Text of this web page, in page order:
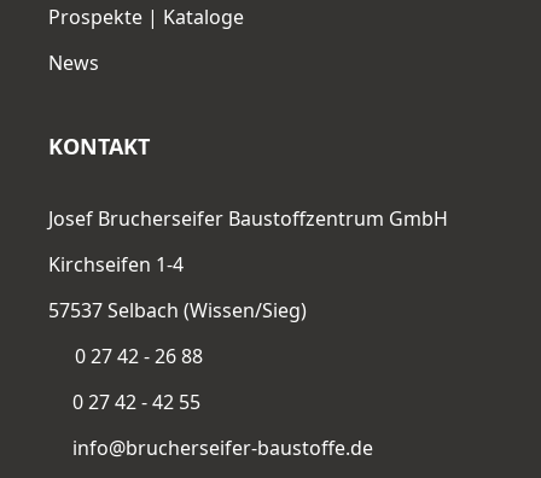
Prospekte | Kataloge
News
KONTAKT
Josef Brucherseifer Baustoffzentrum GmbH
Kirchseifen 1-4
57537 Selbach (Wissen/Sieg)
0 27 42 - 26 88
0 27 42 - 42 55
info@brucherseifer-baustoffe.de